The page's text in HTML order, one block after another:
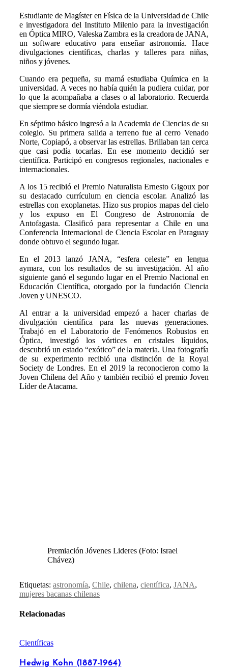
Estudiante de Magíster en Física de la Universidad de Chile
e investigadora del Instituto Milenio para la investigación
en Óptica MIRO, Valeska Zambra es la creadora de JANA,
un software educativo para enseñar astronomía. Hace
divulgaciones científicas, charlas y talleres para niñas,
niños y jóvenes.
Cuando era pequeña, su mamá estudiaba Química en la
universidad. A veces no había quién la pudiera cuidar, por
lo que la acompañaba a clases o al laboratorio. Recuerda
que siempre se dormía viéndola estudiar.
En séptimo básico ingresó a la Academia de Ciencias de su
colegio. Su primera salida a terreno fue al cerro Venado
Norte, Copiapó, a observar las estrellas. Brillaban tan cerca
que casi podía tocarlas. En ese momento decidió ser
científica. Participó en congresos regionales, nacionales e
internacionales.
A los 15 recibió el Premio Naturalista Ernesto Gigoux por
su destacado currículum en ciencia escolar. Analizó las
estrellas con exoplanetas. Hizo sus propios mapas del cielo
y los expuso en El Congreso de Astronomía de
Antofagasta. Clasificó para representar a Chile en una
Conferencia Internacional de Ciencia Escolar en Paraguay
donde obtuvo el segundo lugar.
En el 2013 lanzó JANA, “esfera celeste” en lengua
aymara, con los resultados de su investigación. Al año
siguiente ganó el segundo lugar en el Premio Nacional en
Educación Científica, otorgado por la fundación Ciencia
Joven y UNESCO.
Al entrar a la universidad empezó a hacer charlas de
divulgación científica para las nuevas generaciones.
Trabajó en el Laboratorio de Fenómenos Robustos en
Óptica, investigó los vórtices en cristales líquidos,
descubrió un estado “exótico” de la materia. Una fotografía
de su experimento recibió una distinción de la Royal
Society de Londres. En el 2019 la reconocieron como la
Joven Chilena del Año y también recibió el premio Joven
Líder de Atacama.
Premiación Jóvenes Lideres (Foto: Israel
Chávez)
Etiquetas: astronomía, Chile, chilena, científica, JANA,
mujeres bacanas chilenas
Relacionadas
Científicas
Hedwig Kohn (1887-1964)